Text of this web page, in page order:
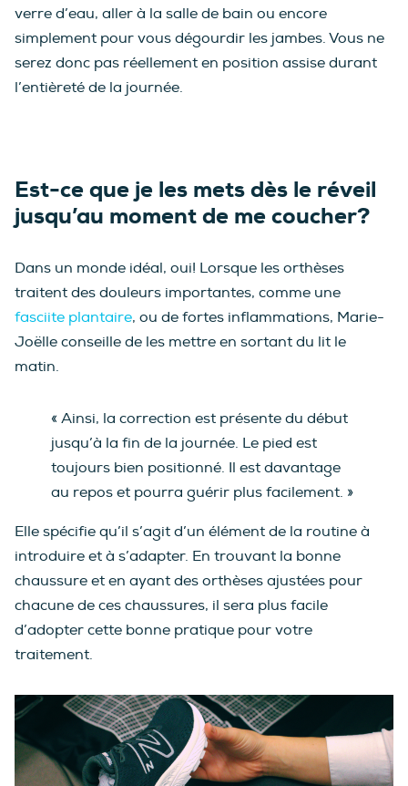
verre d’eau, aller à la salle de bain ou encore
simplement pour vous dégourdir les jambes. Vous ne
serez donc pas réellement en position assise durant
l’entièreté de la journée.
Est-ce que je les mets dès le réveil
jusqu’au moment de me coucher?
Dans un monde idéal, oui! Lorsque les orthèses
traitent des douleurs importantes, comme une
fasciite plantaire, ou de fortes inflammations, Marie-
Joëlle conseille de les mettre en sortant du lit le
matin.
« Ainsi, la correction est présente du début
jusqu’à la fin de la journée. Le pied est
toujours bien positionné. Il est davantage
au repos et pourra guérir plus facilement. »
Elle spécifie qu’il s’agit d’un élément de la routine à
introduire et à s’adapter. En trouvant la bonne
chaussure et en ayant des orthèses ajustées pour
chacune de ces chaussures, il sera plus facile
d’adopter cette bonne pratique pour votre
traitement.